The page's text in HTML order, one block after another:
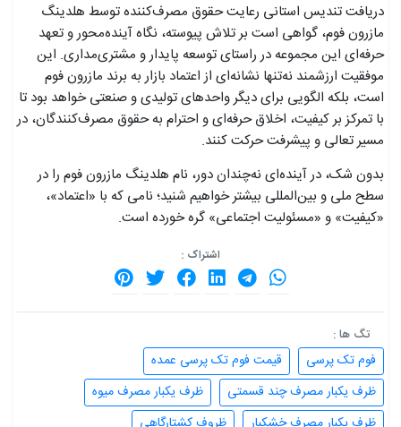
دریافت تندیس استانی رعایت حقوق مصرف‌کننده توسط هلدینگ
مازرون فوم، گواهی است بر تلاش پیوسته، نگاه آینده‌محور و تعهد
حرفه‌ای این مجموعه در راستای توسعه پایدار و مشتری‌مداری. این
موفقیت ارزشمند نه‌تنها نشانه‌ای از اعتماد بازار به برند مازرون فوم
است، بلکه الگویی برای دیگر واحدهای تولیدی و صنعتی خواهد بود تا
با تمرکز بر کیفیت، اخلاق حرفه‌ای و احترام به حقوق مصرف‌کنندگان، در
مسیر تعالی و پیشرفت حرکت کنند.
بدون شک، در آینده‌ای نه‌چندان دور، نام هلدینگ مازرون فوم را در
سطح ملی و بین‌المللی بیشتر خواهیم شنید؛ نامی که با «اعتماد»،
«کیفیت» و «مسئولیت اجتماعی» گره خورده است.
اشتراک :
تگ ها :
فوم تک پرسی
قیمت فوم تک پرسی عمده
ظرف یکبار مصرف چند قسمتی
ظرف یکبار مصرف میوه